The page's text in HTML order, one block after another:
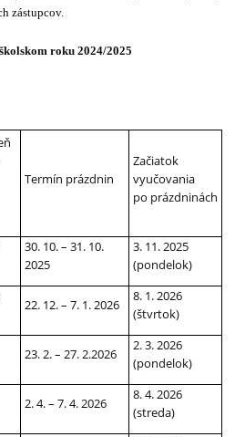
zástupcov.
školskom roku 2024/2025
Termín prázdnin
Začiatok
vyučovania
po prázdninách
30. 10. – 31. 10.
2025
3. 11. 2025
(pondelok)
22. 12. – 7. 1. 2026
8. 1. 2026
(štvrtok)
23. 2. – 27. 2.2026
2. 3. 2026
(pondelok)
2. 4. – 7. 4. 2026
8. 4. 2026
(streda)